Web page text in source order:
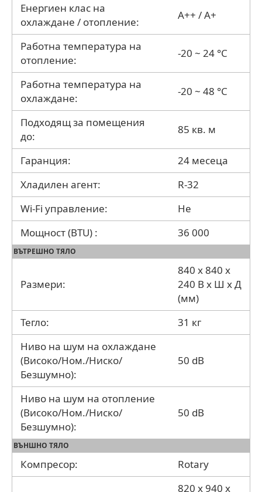
Енергиен клас на
охлаждане / отопление:
A++ / A+
Работна температура на
отопление:
-20 ~ 24 °C
Работна температура на
охлаждане:
-20 ~ 48 °C
Подходящ за помещения
до:
85 кв. м
Гаранция:
24 месеца
Хладилен агент:
R-32
Wi-Fi управление:
Не
Мощност (BTU) :
36 000
ВЪТРЕШНО ТЯЛО
Размери:
840 x 840 x
240 В x Ш x Д
(мм)
Тегло:
31 кг
Ниво на шум на охлаждане
(Високо/Ном./Ниско/
Безшумно):
50 dB
Ниво на шум на отопление
(Високо/Ном./Ниско/
Безшумно):
50 dB
ВЪНШНО ТЯЛО
Компресор:
Rotary
820 x 940 x